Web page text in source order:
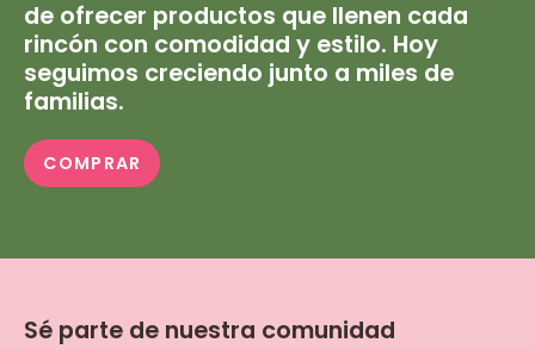
de ofrecer productos que llenen cada
rincón con comodidad y estilo. Hoy
seguimos creciendo junto a miles de
familias.
COMPRAR
Sé parte de nuestra comunidad